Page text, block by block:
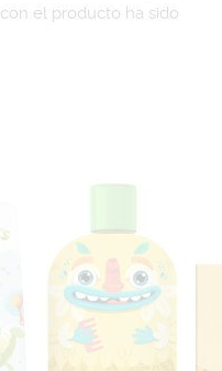
con el producto ha sido